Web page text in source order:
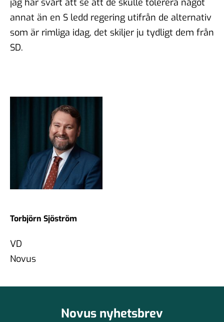
annat än en S ledd regering utifrån de alternativ
som är rimliga idag, det skiljer ju tydligt dem från
SD.
Torbjörn Sjöström
VD
Novus
Novus nyhetsbrev